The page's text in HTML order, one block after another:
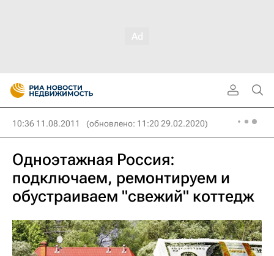
10:36 11.08.2011 (обновлено: 11:20 29.02.2020)
Одноэтажная Россия:
подключаем, ремонтируем и
обустраиваем "свежий" коттедж